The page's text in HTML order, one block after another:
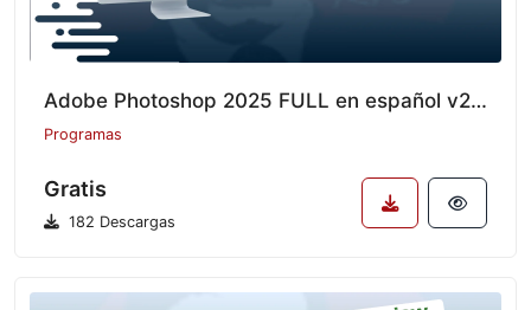
Adobe Photoshop 2025 FULL en español v26.6.1.7
Programas
Gratis
182 Descargas